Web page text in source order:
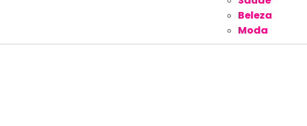
Beleza
Moda